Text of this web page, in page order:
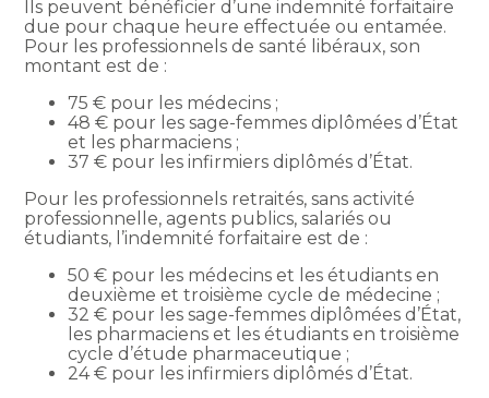
Ils peuvent bénéficier d’une indemnité forfaitaire
due pour chaque heure effectuée ou entamée.
Pour les professionnels de santé libéraux, son
montant est de :
75 € pour les médecins ;
48 € pour les sage-femmes diplômées d’État
et les pharmaciens ;
37 € pour les infirmiers diplômés d’État.
Pour les professionnels retraités, sans activité
professionnelle, agents publics, salariés ou
étudiants, l’indemnité forfaitaire est de :
50 € pour les médecins et les étudiants en
deuxième et troisième cycle de médecine ;
32 € pour les sage-femmes diplômées d’État,
les pharmaciens et les étudiants en troisième
cycle d’étude pharmaceutique ;
24 € pour les infirmiers diplômés d’État.